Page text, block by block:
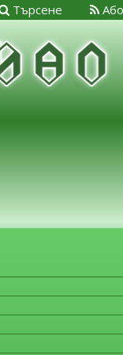
Търсене